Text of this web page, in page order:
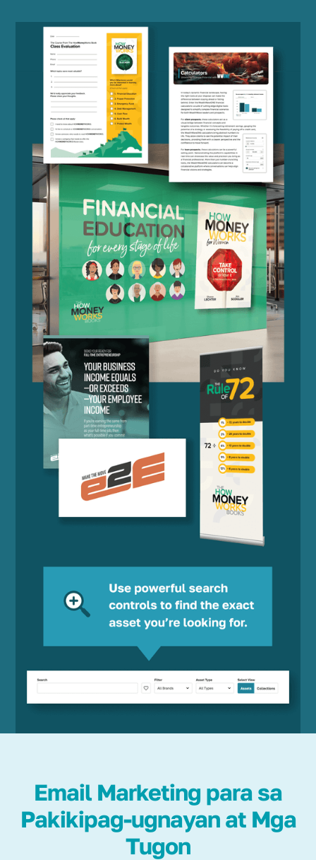
Email Marketing para sa
Pakikipag-ugnayan at Mga
Tugon